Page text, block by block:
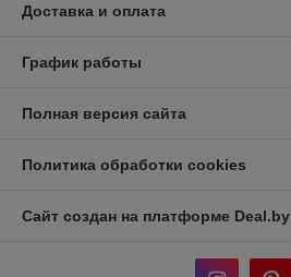
Доставка и оплата
График работы
Полная версия сайта
Политика обработки cookies
Сайт создан на платформе Deal.by